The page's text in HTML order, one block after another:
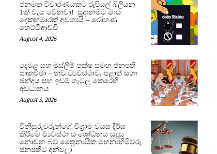
ජනමත විචාරණයකට රුපියල් බිලියන
1ක් වැය වෙනවා! සූදානමට මාස
දෙකහමාරක් අවශ්‍යයි – රෝහණ
හෙට්ටිආච්චි
August 4, 2026
දෙමළ සහ මුස්ලිම් පක්ෂ සමඟ ජනපති
සාකච්ඡා – නව ව්‍යවස්ථාව, පළාත් සභා
ඡන්දය සහ ඉඩම් ගැටලු කෙරෙහි
අවධානය
August 3, 2026
විනිසුරුවරුන්ගේ විශ්‍රාම වයස දීර්ඝ
කිරීමේ ව්‍යවස්ථා සංශෝධනය සුදුසු
නොවන බව ත්‍රෛනායික මහනාහිමිවරු
ජනපතිට දන්වලා